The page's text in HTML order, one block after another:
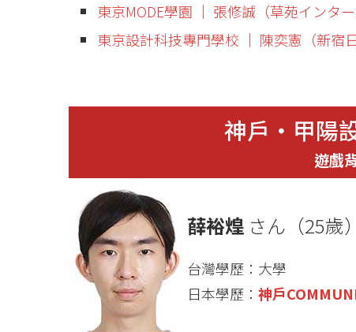
東京MODE學園 │ 張修誠（草苑インター
東京設計科技專門學校 │ 陳奕憲（新宿日
神戶・甲陽
遊戲
薛裕煌 さん（25歲）
台灣學歷：大學
日本學歷： 神戶